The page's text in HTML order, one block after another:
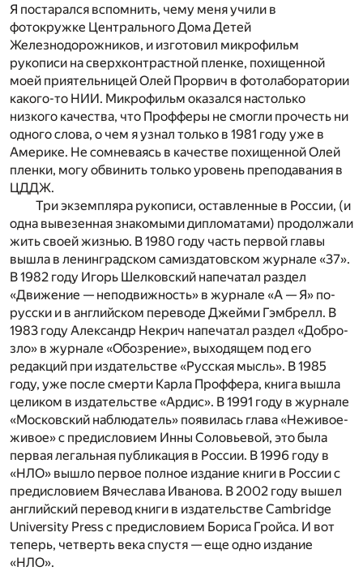
Я постарался вспомнить, чему меня учили в
фотокружке Центрального Дома Детей
Железнодорожников, и изготовил микрофильм
рукописи на сверхконтрастной пленке, похищенной
моей приятельницей Олей Прорвич в фотолаборатории
какого-то НИИ. Микрофильм оказался настолько
низкого качества, что Профферы не смогли прочесть ни
одного слова, о чем я узнал только в 1981 году уже в
Америке. Не сомневаясь в качестве похищенной Олей
пленки, могу обвинить только уровень преподавания в
ЦДДЖ.
Три экземпляра рукописи, оставленные в России, (и
одна вывезенная знакомыми дипломатами) продолжали
жить своей жизнью. В 1980 году часть первой главы
вышла в ленинградском самиздатовском журнале «37».
В 1982 году Игорь Шелковский напечатал раздел
«Движение — неподвижность» в журнале «А — Я» по-
русски и в английском переводе Джейми Гэмбрелл. В
1983 году Александр Некрич напечатал раздел «Добро-
зло» в журнале «Обозрение», выходящем под его
редакций при издательстве «Русская мысль». В 1985
году, уже после смерти Карла Проффера, книга вышла
целиком в издательстве «Ардис». В 1991 году в журнале
«Московский наблюдатель» появилась глава «Неживое-
живое» с предисловием Инны Соловьевой, это была
первая легальная публикация в России. В 1996 году в
«НЛО» вышло первое полное издание книги в России с
предисловием Вячеслава Иванова. В 2002 году вышел
английский перевод книги в издательстве Cambridge
University Press с предисловием Бориса Гройса. И вот
теперь, четверть века спустя — еще одно издание
«НЛО».